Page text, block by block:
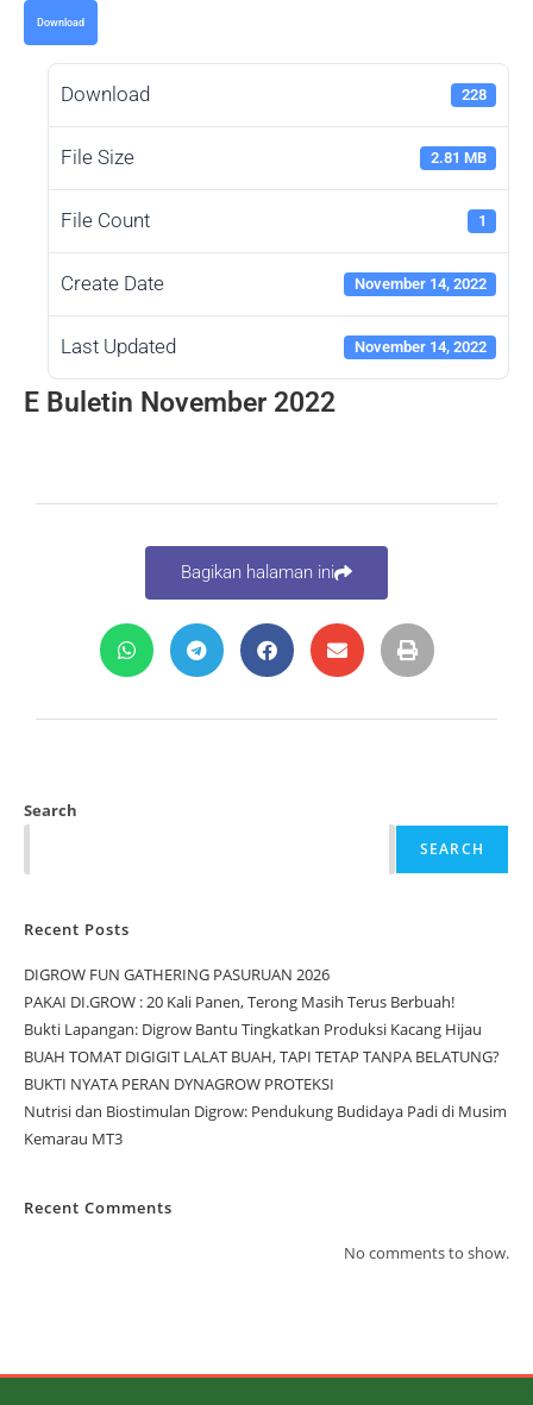
Download
Download 228
File Size 2.81 MB
File Count 1
Create Date November 14, 2022
Last Updated November 14, 2022
E Buletin November 2022
Bagikan halaman ini
Search
SEARCH
Recent Posts
DIGROW FUN GATHERING PASURUAN 2026
PAKAI DI.GROW : 20 Kali Panen, Terong Masih Terus Berbuah!
Bukti Lapangan: Digrow Bantu Tingkatkan Produksi Kacang Hijau
BUAH TOMAT DIGIGIT LALAT BUAH, TAPI TETAP TANPA BELATUNG?
BUKTI NYATA PERAN DYNAGROW PROTEKSI
Nutrisi dan Biostimulan Digrow: Pendukung Budidaya Padi di Musim
Kemarau MT3
Recent Comments
No comments to show.